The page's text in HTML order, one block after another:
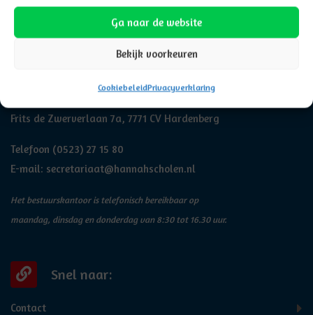
Ga naar de website
Bekijk voorkeuren
CookiebeleidPrivacyverklaring
Adresgegevens
Frits de Zwerverlaan 7a, 7771 CV Hardenberg
Telefoon (0523) 27 15 80
E-mail: secretariaat@hannahscholen.nl
Het bestuurskantoor is telefonisch bereikbaar op
maandag, dinsdag en donderdag van 8:30 tot 16.30 uur.
Snel naar:
Contact